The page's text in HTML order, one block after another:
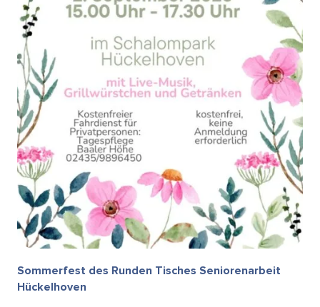
Sommerfest des Runden Tisches Seniorenarbeit
Hückelhoven